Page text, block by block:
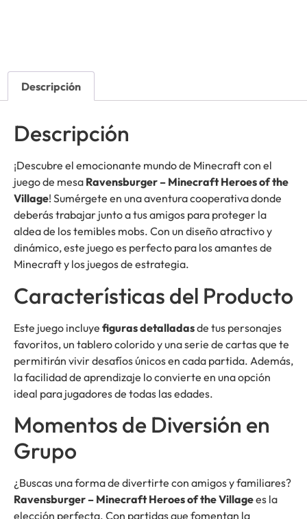
Descripción
Descripción
¡Descubre el emocionante mundo de Minecraft con el
juego de mesa Ravensburger – Minecraft Heroes of the
Village! Sumérgete en una aventura cooperativa donde
deberás trabajar junto a tus amigos para proteger la
aldea de los temibles mobs. Con un diseño atractivo y
dinámico, este juego es perfecto para los amantes de
Minecraft y los juegos de estrategia.
Características del Producto
Este juego incluye figuras detalladasde tus personajes
favoritos, un tablero colorido y una serie de cartas que te
permitirán vivir desafíos únicos en cada partida. Además,
la facilidad de aprendizaje lo convierte en una opción
ideal para jugadores de todas las edades.
Momentos de Diversión en
Grupo
¿Buscas una forma de divertirte con amigos y familiares?
Ravensburger – Minecraft Heroes of the Villagees la
elección perfecta. Con partidas que fomentan la